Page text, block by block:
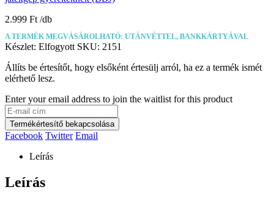
2.999 Ft
A TERMÉK MEGVÁSÁROLHATÓ: UTÁNVÉTTEL, BANKKÁRTYÁVAL
Készlet: Elfogyott SKU: 2151
Állíts be értesítőt, hogy elsőként értesülj arról, ha ez a termék ismét
elérhető lesz.
Enter your email address to join the waitlist for this product
Termékértesítő bekapcsolása
Facebook Twitter Email
Leírás
Leírás